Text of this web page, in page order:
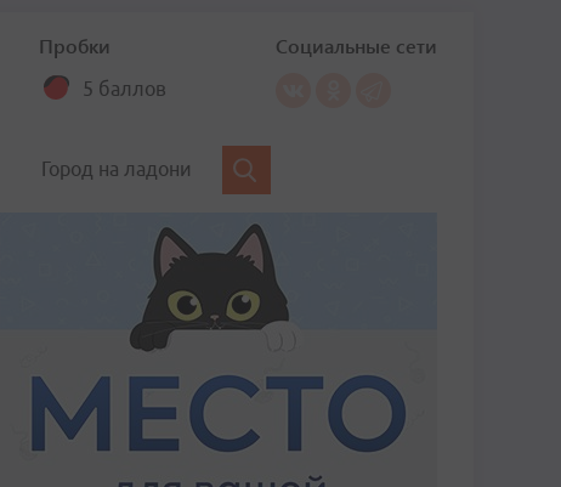
Пробки
5 баллов
Социальные сети
Город на ладони